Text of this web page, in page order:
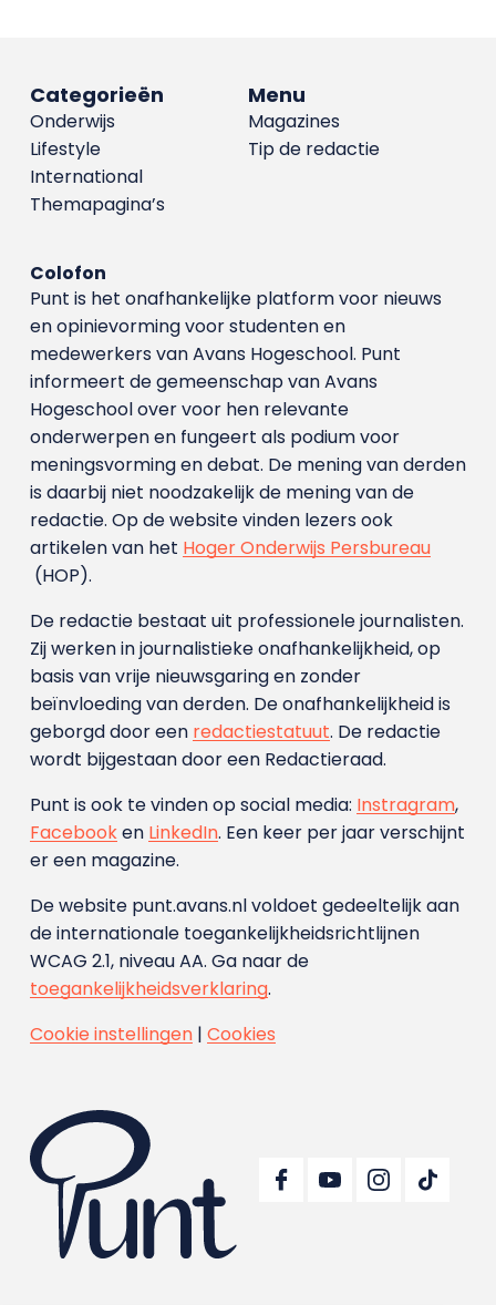
Menu
Magazines
Tip de redactie
Categorieën
Onderwijs
Lifestyle
International
Themapagina’s
Colofon
Punt is het onafhankelijke platform voor nieuws
en opinievorming voor studenten en
medewerkers van Avans Hoge­school. Punt
informeert de gemeenschap van Avans
Hogeschool over voor hen relevante
onderwerpen en fungeert als podium voor
meningsvorming en debat. De mening van derden
is daarbij niet noodzakelijk de mening van de
redactie. Op de website vinden lezers ook
artikelen van het Hoger Onderwijs Persbureau
(HOP).
De redactie bestaat uit professionele journalisten.
Zij werken in journalistieke onafhankelijkheid, op
basis van vrije nieuwsgaring en zonder
beïnvloeding van derden. De onafhankelijkheid is
geborgd door een redactiestatuut. De redactie
wordt bijgestaan door een Redactieraad.
Punt is ook te vinden op social media: Instragram,
Facebooken LinkedIn. Een keer per jaar verschijnt
er een magazine.
De website punt.avans.nl voldoet gedeeltelijk aan
de internationale toegankelijkheidsrichtlijnen
WCAG 2.1, niveau AA. Ga naar de
toegankelijkheidsverklaring.
Cookie instellingen| Cookies